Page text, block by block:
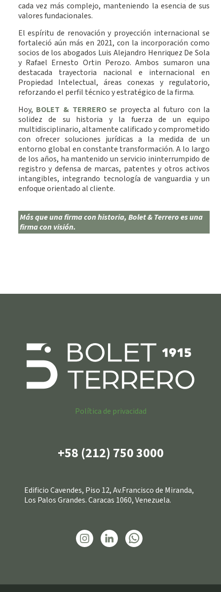
cada vez más complejo, manteniendo la esencia de sus
valores fundacionales.
El espíritu de renovación y proyección internacional se
fortaleció aún más en 2021, con la incorporación como
socios de los abogados Luis Alejandro Henriquez De Sola
y Rafael Ernesto Ortin Perozo. Ambos sumaron una
destacada trayectoria nacional e internacional en
Propiedad Intelectual, áreas conexas y regulatorio,
reforzando el perfil técnico y estratégico de la firma.
Hoy, BOLET & TERREROse proyecta al futuro con la
solidez de su historia y la fuerza de un equipo
multidisciplinario, altamente calificado y comprometido
con ofrecer soluciones jurídicas a la medida de un
entorno global en constante transformación. A lo largo
de los años, ha mantenido un servicio ininterrumpido de
registro y defensa de marcas, patentes y otros activos
intangibles, integrando tecnología de vanguardia y un
enfoque orientado al cliente.
Más que una firma con historia, Bolet & Terrero es una
firma con visión.
Política de privacidad
+58 (212) 750 3000
Edificio Cavendes, Piso 12, Av.Francisco de Miranda,
Los Palos Grandes. Caracas 1060, Venezuela.